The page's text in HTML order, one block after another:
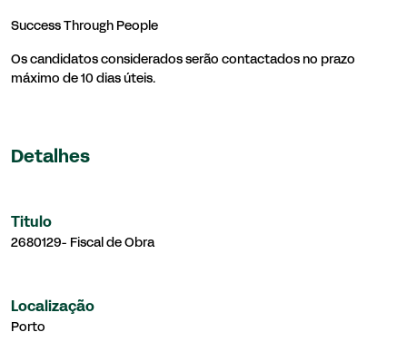
Success Through People
Os candidatos considerados serão contactados no prazo
máximo de 10 dias úteis.
Detalhes
Titulo
2680129- Fiscal de Obra
Localização
Porto